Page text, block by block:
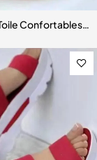
Confortables